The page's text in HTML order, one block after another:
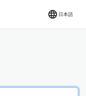
日本語